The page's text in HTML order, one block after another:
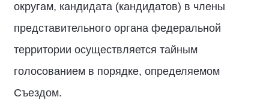
округам, кандидата (кандидатов) в члены
представительного органа федеральной
территории осуществляется тайным
голосованием в порядке, определяемом
Съездом.